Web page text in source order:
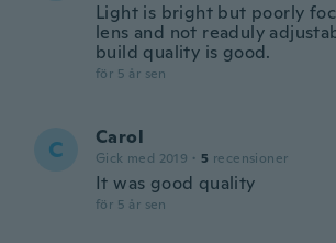
Light is bright but poorly
lens and not readuly
build quality is good.
för 5 år sen
C Carol
Gick med 2019 · 5 recensioner
It was good quality
för 5 år sen